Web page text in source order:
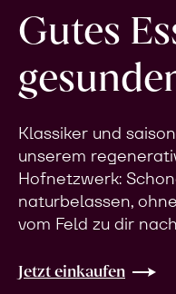
Gutes
Klassiker und
unserem
Hofnetzwerk:
naturbelassen,
vom Feld zu dir
Jetzt einkaufen